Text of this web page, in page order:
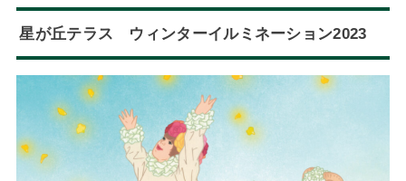
星が丘テラス ウィンターイルミネーション2023